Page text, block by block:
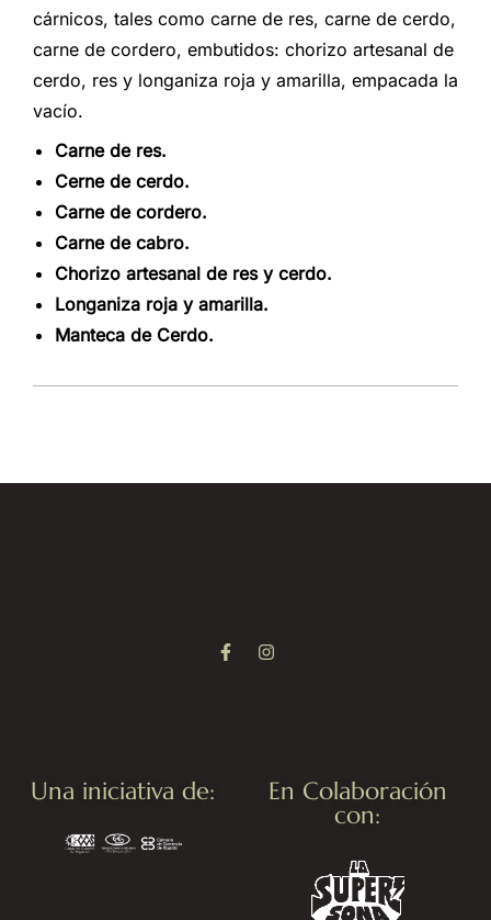
cárnicos, tales como carne de res, carne de cerdo,
carne de cordero, embutidos: chorizo artesanal de
cerdo, res y longaniza roja y amarilla, empacada la
vacío.
Carne de res.
Cerne de cerdo.
Carne de cordero.
Carne de cabro.
Chorizo artesanal de res y cerdo.
Longaniza roja y amarilla.
Manteca de Cerdo.
Una iniciativa de:
En Colaboración
con: